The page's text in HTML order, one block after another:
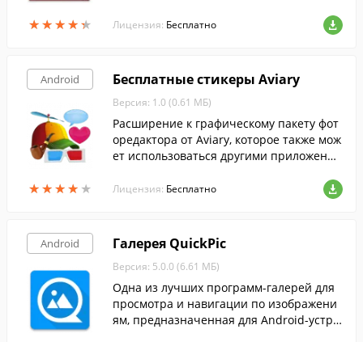
★★★★★
★★★★★
ыку и смотреть видео.
Лицензия: Бесплатно
Android
★★★★ ★
★★★★ ★
Бесплатные стикеры Aviary
Версия: 1.0 (0.61 МБ)
Расширение к графическому пакету фот
оредактора от Aviary, которое также мож
ет использоваться другими приложения
ry.
Лицензия: Бесплатно
Android Галерея QuickPic
Версия: 5.0.0 (6.61 МБ)
Одна из лучших программ-галерей для
просмотра и навигации по изображени
ям, предназначенная для Android-устро